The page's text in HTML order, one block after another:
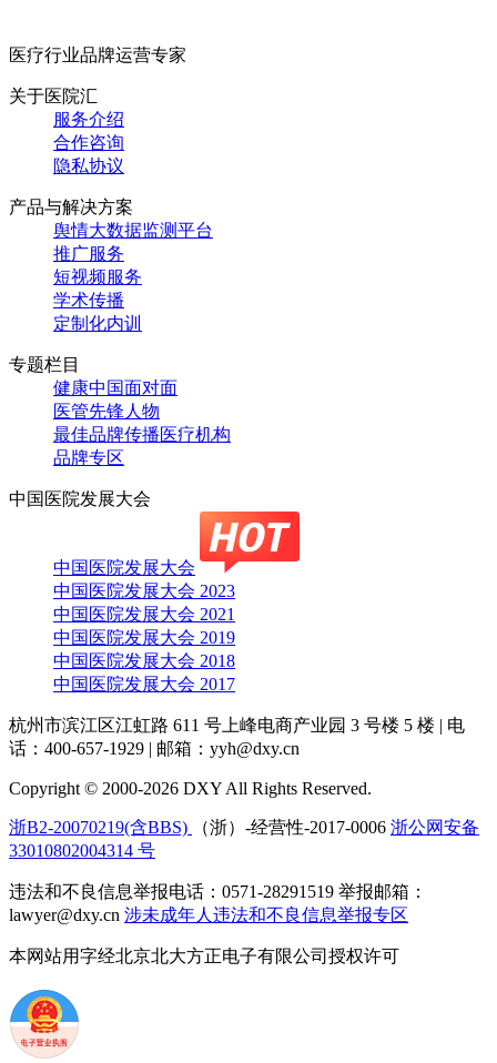
医疗行业品牌运营专家
关于医院汇
服务介绍
合作咨询
隐私协议
产品与解决方案
舆情大数据监测平台
推广服务
短视频服务
学术传播
定制化内训
专题栏目
健康中国面对面
医管先锋人物
最佳品牌传播医疗机构
品牌专区
中国医院发展大会
中国医院发展大会
中国医院发展大会 2023
中国医院发展大会 2021
中国医院发展大会 2019
中国医院发展大会 2018
中国医院发展大会 2017
杭州市滨江区江虹路 611 号上峰电商产业园 3 号楼 5 楼 | 电
话：400-657-1929 | 邮箱：yyh@dxy.cn
Copyright © 2000-2026 DXY All Rights Reserved.
浙B2-20070219(含BBS) （浙）-经营性-2017-0006 浙公网安备
33010802004314 号
违法和不良信息举报电话：0571-28291519 举报邮箱：
lawyer@dxy.cn 涉未成年人违法和不良信息举报专区
本网站用字经北京北大方正电子有限公司授权许可